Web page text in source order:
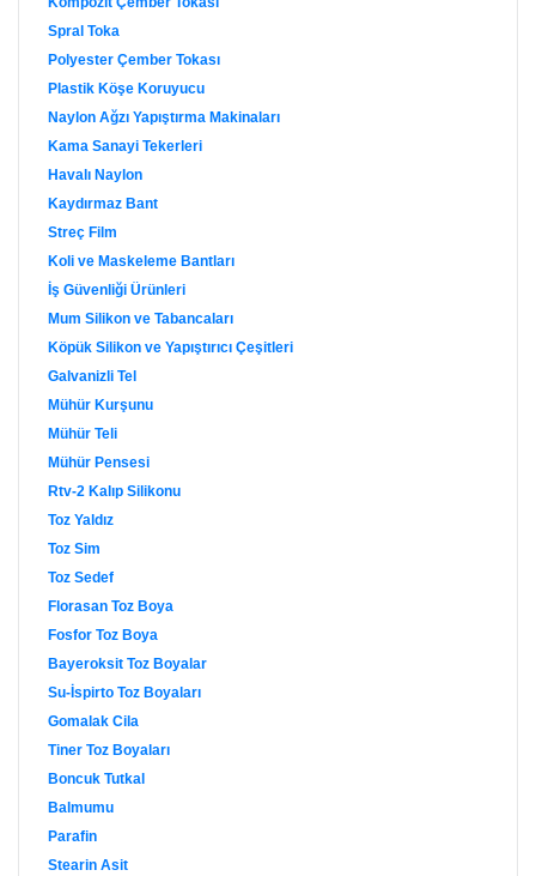
Spral Toka
Polyester Çember Tokası
Plastik Köşe Koruyucu
Naylon Ağzı Yapıştırma Makinaları
Kama Sanayi Tekerleri
Havalı Naylon
Kaydırmaz Bant
Streç Film
Koli ve Maskeleme Bantları
İş Güvenliği Ürünleri
Mum Silikon ve Tabancaları
Köpük Silikon ve Yapıştırıcı Çeşitleri
Galvanizli Tel
Mühür Kurşunu
Mühür Teli
Mühür Pensesi
Rtv-2 Kalıp Silikonu
Toz Yaldız
Toz Sim
Toz Sedef
Florasan Toz Boya
Fosfor Toz Boya
Bayeroksit Toz Boyalar
Su-İspirto Toz Boyaları
Gomalak Cila
Tiner Toz Boyaları
Boncuk Tutkal
Balmumu
Parafin
Stearin Asit